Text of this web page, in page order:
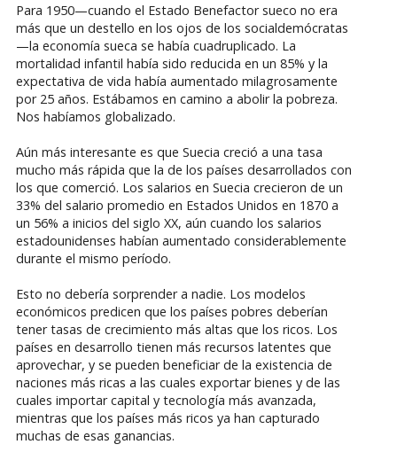
Para 1950—cuando el Estado Benefactor sueco no era
más que un destello en los ojos de los socialdemócratas
—la economía sueca se había cuadruplicado. La
mortalidad infantil había sido reducida en un 85% y la
expectativa de vida había aumentado milagrosamente
por 25 años. Estábamos en camino a abolir la pobreza.
Nos habíamos globalizado.
Aún más interesante es que Suecia creció a una tasa
mucho más rápida que la de los países desarrollados con
los que comerció. Los salarios en Suecia crecieron de un
33% del salario promedio en Estados Unidos en 1870 a
un 56% a inicios del siglo XX, aún cuando los salarios
estadounidenses habían aumentado considerablemente
durante el mismo período.
Esto no debería sorprender a nadie. Los modelos
económicos predicen que los países pobres deberían
tener tasas de crecimiento más altas que los ricos. Los
países en desarrollo tienen más recursos latentes que
aprovechar, y se pueden beneficiar de la existencia de
naciones más ricas a las cuales exportar bienes y de las
cuales importar capital y tecnología más avanzada,
mientras que los países más ricos ya han capturado
muchas de esas ganancias.